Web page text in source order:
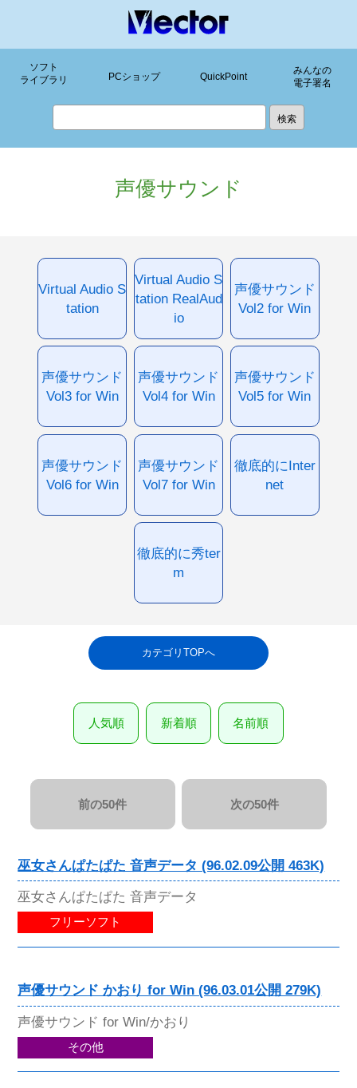
ソフト
ライブラリ
PCショップ QuickPoint
みんなの
電子署名
声優サウンド
Virtual Audio S
tation
Virtual Audio S
tation RealAud
io
声優サウンド
Vol2 for Win
声優サウンド
Vol3 for Win
声優サウンド
Vol4 for Win
声優サウンド
Vol5 for Win
声優サウンド
Vol6 for Win
声優サウンド
Vol7 for Win
徹底的にInter
net
徹底的に秀ter
m
カテゴリTOPへ
人気順 新着順 名前順
前の50件 次の50件
巫女さんぱたぱた 音声データ (96.02.09公開 463K)
巫女さんぱたぱた 音声データ
フリーソフト
声優サウンド かおり for Win (96.03.01公開 279K)
声優サウンド for Win/かおり
その他